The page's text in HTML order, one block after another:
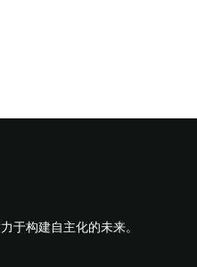
于构建自主化的未来。